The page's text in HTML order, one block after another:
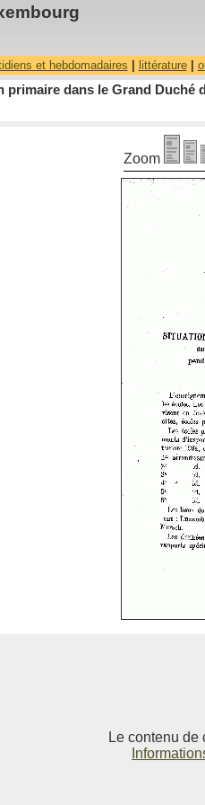
et hebdomadaires littérature|
dans le Grand Duché
Zoom
Le contenu de